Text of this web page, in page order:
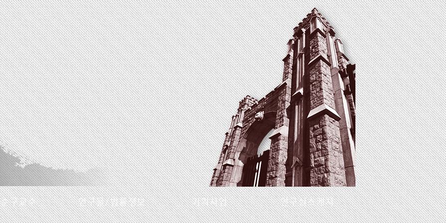
구교수 연구물/법률정보 기획사업 연구실스케치